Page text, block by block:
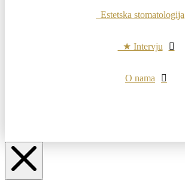
Estetska stomatologija
★ Intervju
O nama